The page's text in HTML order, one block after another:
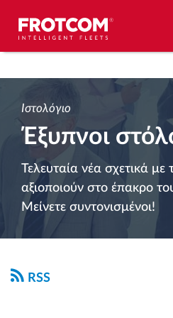
Εντοπισμός οχημάτων
Ανάλυση οδηγικής
Παρακολούθηση του
Διαχείριση εργατικού
Ιστολόγιο
Έξυπνοι
Τελευταία νέα σχετικά με
αξιοποιούν στο έπακρο
Μείνετε συντονισμένοι!
RSS